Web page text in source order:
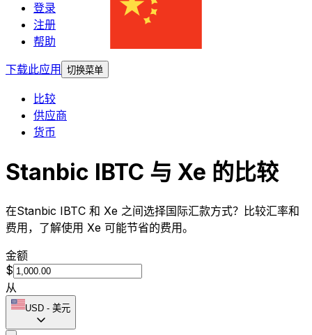
登录
注册
帮助
下载此应用
切换菜单
比较
供应商
货币
Stanbic IBTC 与 Xe 的比较
在Stanbic IBTC 和 Xe 之间选择国际汇款方式？比较汇率和
费用，了解使用 Xe 可能节省的费用。
金额
$
从
USD - 美元